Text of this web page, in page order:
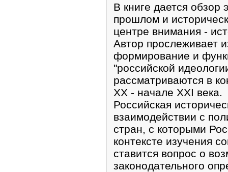
В книге дается обзор
прошлом и
центре внимания -
Автор прослеживает
формирование и
"российской
рассматриваются в
XX - начале XXI века.
Российская
взаимодействии с
стран, с которыми
контексте изучения
ставится вопрос о
законодательного